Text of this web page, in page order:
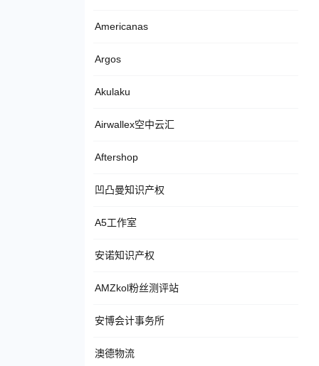
Americanas
Argos
Akulaku
Airwallex空中云汇
Aftershop
凹凸曼知识产权
A5工作室
安诺知识产权
AMZkol粉丝测评站
安博会计事务所
澳德物流